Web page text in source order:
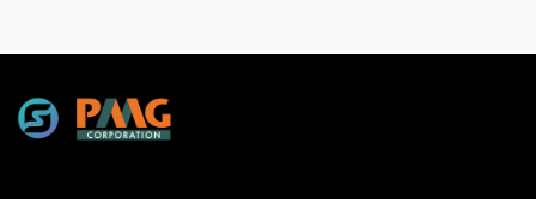
บริหารระดับสูงตลอดห่วงโซ่คุณค่าของอุตสาหกรรมนมทั่วโลก
ฮูฮอตขึ้นแท่นเมืองหลวงแห่งอุตสาหกรรมนมโลกอย่างเป็น